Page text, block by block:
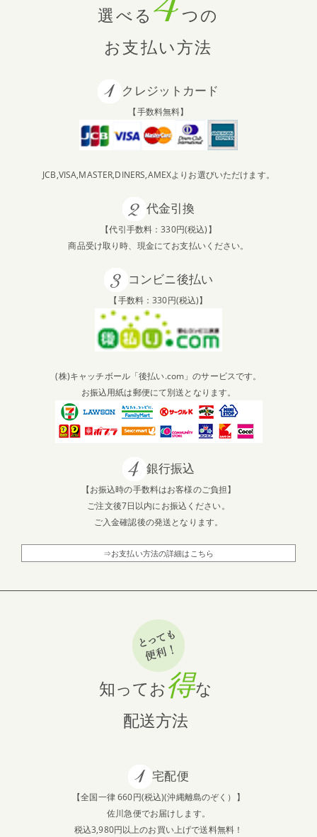
選べる
つの
お支払い方法
クレジットカード
【手数料無料】
JCB,VISA,MASTER,DINERS,AMEXよりお選びいただけます。
代金引換
【代引手数料：330円(税込)】
商品受け取り時、現金にてお支払いください。
コンビニ後払い
【手数料：330円(税込)】
(株)キャッチボール「後払い.com」のサービスです。
お振込用紙は郵便にて別送となります。
銀行振込
【お振込時の手数料はお客様のご負担】
ご注文後7日以内にお振込ください。
ご入金確認後の発送となります。
⇒お支払い方法の詳細はこちら
知ってお 得な
配送方法
宅配便
【全国一律 660円(税込)(沖縄離島のぞく）】
佐川急便でお届けします。
税込3,980円以上のお買い上げで送料無料！